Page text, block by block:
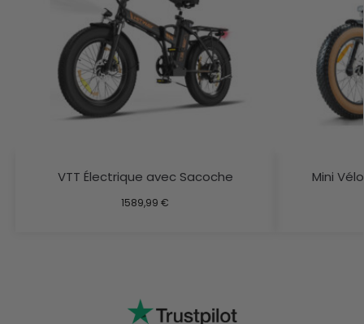
VTT Électrique avec Sacoche
1589,99€
Mini